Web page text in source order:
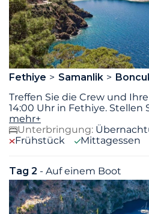
Fethiye Samanlik
Treffen Sie die Crew und
14:00 Uhr in Fethiye. Stellen
mehr+
Unterbringung:
Frühstück
Mittagessen
Tag 2 - Auf einem Boot